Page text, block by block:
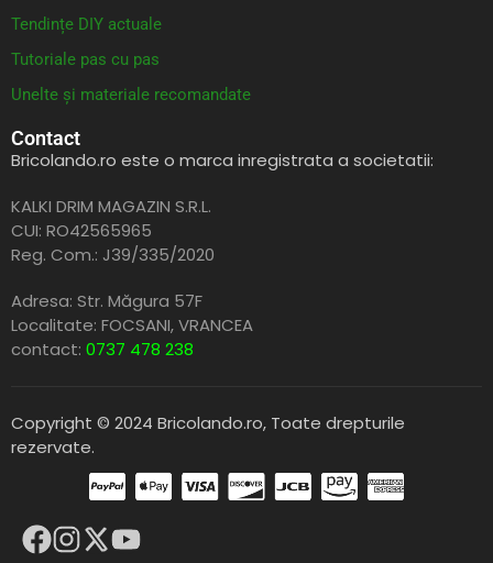
Tendințe DIY actuale
Tutoriale pas cu pas
Unelte și materiale recomandate
Contact
Bricolando.ro este o marca inregistrata a societatii:
KALKI DRIM MAGAZIN S.R.L.
CUI: RO42565965
Reg. Com.: J39/335/2020
Adresa: Str. Măgura 57F
Localitate: FOCSANI,VRANCEA
contact: 0737 478 238
Copyright © 2024 Bricolando.ro, Toate drepturile
rezervate.